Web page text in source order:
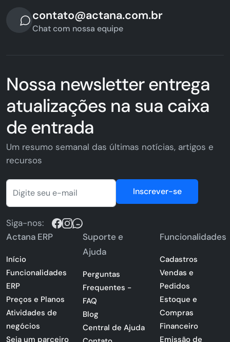
contato@actana.com.br
Chat com nossa equipe
Nossa newsletter entrega
atualizações na sua caixa
de entrada
Um resumo semanal das últimas notícias, artigos e
recursos
Inscrever-se
Siga-nos:
Actana ERP
Início
Funcionalidades
ERP
Preços e Planos
Atividades de
negócios
Seja um parceiro
Suporte e
Ajuda
Perguntas
Frequentes -
FAQ
Blog
Central de Ajuda
Funcionalidades
Cadastros
Vendas e
Pedidos
Estoque e
Compras
Financeiro
Emissão de